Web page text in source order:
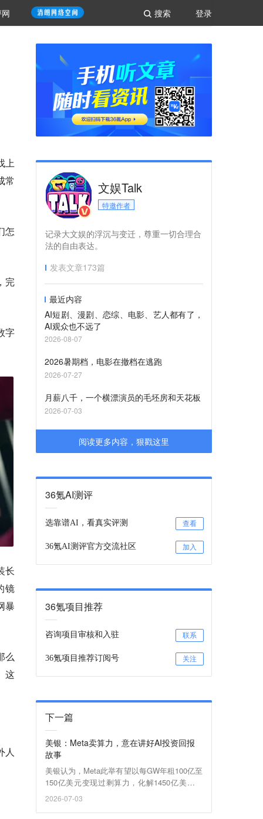
登录
搜索
上
常
怎
完
字
长
镜
暴
么
这
人
文娱Talk
特邀作者
记录大文娱的浮沉与变迁，尊重一切合理合
法的自由表达。
发表文章173篇
最近内容
AI短剧、漫剧、恋综、电影、艺人都有了，
AI观众也不远了
2026-08-07
2026暑期档，电影在撤档在逃跑
2026-07-27
月薪八千，一个横漂演员的毛坯房和天花板
2026-07-03
阅读更多内容，狠戳这里
36氪AI测评
选靠谱AI，看真实评测 查看
36氪AI测评官方交流社区 加入
36氪项目推荐
咨询项目审核和入驻 联系
36氪项目推荐订阅号 关注
下一篇
美银：Meta卖算力，意在讲好AI投资回报
故事
美银认为，Meta此举有望以每GW年租100亿至
150亿美元变现过剩算力，化解1450亿美元资
本开支的质疑。但Meta自身仍向Crusoe等外购
2026-07-03